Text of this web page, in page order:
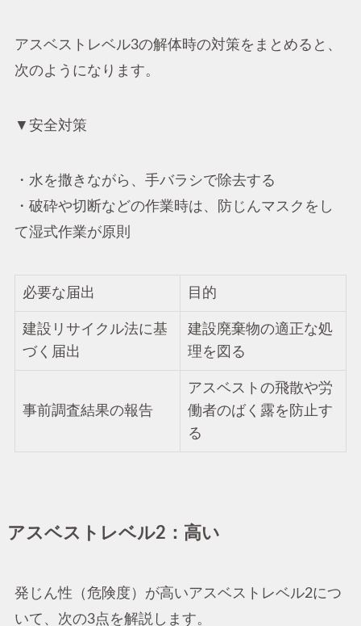
アスベストレベル3の解体時の対策をまとめると、
次のようになります。
▼安全対策
・水を撒きながら、手バラシで除去する
・破砕や切断などの作業時は、防じんマスクをし
て湿式作業が原則
必要な届出 目的
建設リサイクル法に基
づく届出
建設廃棄物の適正な処
理を図る
事前調査結果の報告
アスベストの飛散や労
働者のばく露を防止す
る
アスベストレベル2：高い
発じん性（危険度）が高いアスベストレベル2につ
いて、次の3点を解説します。